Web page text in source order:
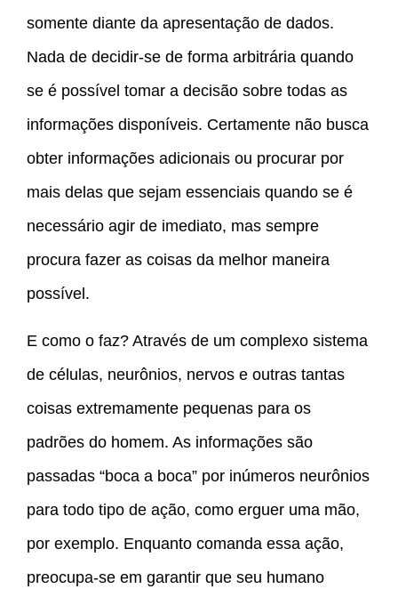
somente diante da apresentação de dados.
Nada de decidir-se de forma arbitrária quando
se é possível tomar a decisão sobre todas as
informações disponíveis. Certamente não busca
obter informações adicionais ou procurar por
mais delas que sejam essenciais quando se é
necessário agir de imediato, mas sempre
procura fazer as coisas da melhor maneira
possível.
E como o faz? Através de um complexo sistema
de células, neurônios, nervos e outras tantas
coisas extremamente pequenas para os
padrões do homem. As informações são
passadas “boca a boca” por inúmeros neurônios
para todo tipo de ação, como erguer uma mão,
por exemplo. Enquanto comanda essa ação,
preocupa-se em garantir que seu humano